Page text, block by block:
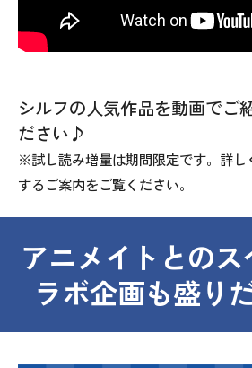
シルフの人気作品を動画でご
ださい♪
※試し読み増量は期間限定です。詳し
するご案内をご覧ください。
アニメイトとのス
ラボ企画も盛り